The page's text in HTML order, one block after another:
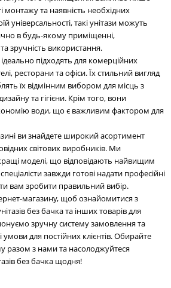
монтажу та наявність необхідних
універсальності, такі унітази можуть
в будь-якому приміщенні,
зручність використання.
підходять для комерційних
ресторани та офіси. Їх стильний вигляд
їх відмінним вибором для місць з
та гігієни. Крім того, вони
води, що є важливим фактором для
ви знайдете широкий асортимент
світових виробників. Ми
моделі, що відповідають найвищим
завжди готові надати професійні
вам зробити правильний вибір.
магазину, щоб ознайомитися з
без бачка та інших товарів для
зручну систему замовлення та
умови для постійних клієнтів. Обирайте
разом з нами та насолоджуйтеся
без бачка щодня!